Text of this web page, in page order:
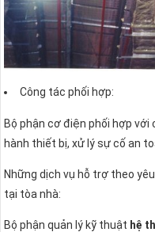
Công tác phối hợp:
Bộ phận cơ điện phối hợp với
hành thiết bị, xử lý sự cố an
Những dịch vụ hỗ trợ theo
tại tòa nhà:
Bộ phận quản lý kỹ thuật hệ